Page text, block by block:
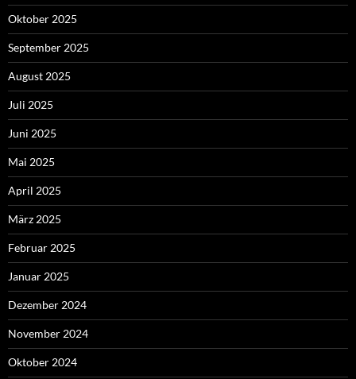
Oktober 2025
September 2025
August 2025
Juli 2025
Juni 2025
Mai 2025
April 2025
März 2025
Februar 2025
Januar 2025
Dezember 2024
November 2024
Oktober 2024